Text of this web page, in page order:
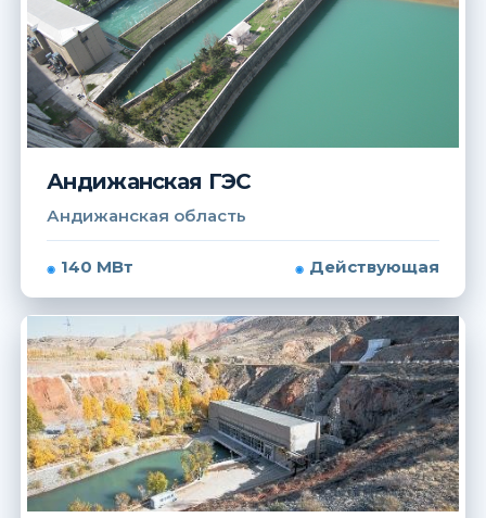
Андижанская ГЭС
Андижанская область
140 МВт Действующая